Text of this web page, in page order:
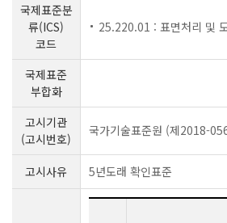
국제표준분
류(ICS)
코드
25.220.01 : 표면처리 및
국제표준
부합화
고시기관
(고시번호)
국가기술표준원 (제2018-
고시사유 5년도래 확인표준